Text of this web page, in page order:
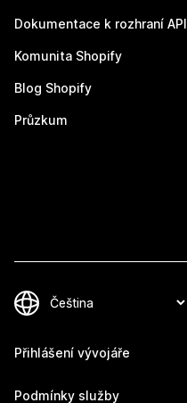
Dokumentace k rozhraní API
Komunita Shopify
Blog Shopify
Průzkum
Přihlášení vývojáře
Podmínky služby